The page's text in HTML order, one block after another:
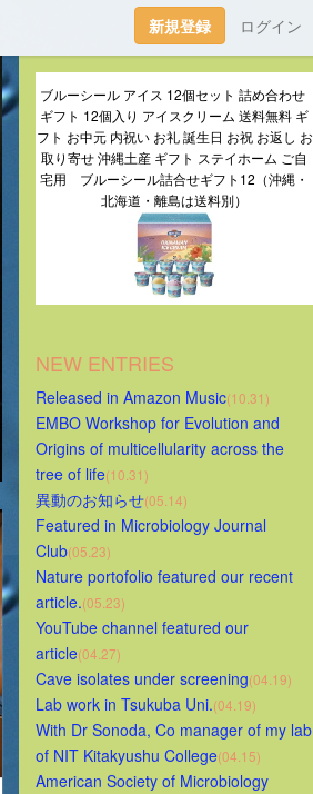
新規登録 ログイン
ブルーシール アイス 12個セット 詰め合わせ
ギフト 12個入り アイスクリーム 送料無料 ギ
フト お中元 内祝い お礼 誕生日 お祝 お返し お
取り寄せ 沖縄土産 ギフト ステイホーム ご自
宅用　ブルーシール詰合せギフト12（沖縄・
北海道・離島は送料別）
NEW ENTRIES
Released in Amazon Music(10.31)
EMBO Workshop for Evolution and
Origins of multicellularity across the
tree of life(10.31)
異動のお知らせ(05.14)
Featured in Microbiology Journal
Club(05.23)
Nature portofolio featured our recent
article.(05.23)
YouTube channel featured our
article(04.27)
Cave isolates under screening(04.19)
Lab work in Tsukuba Uni.(04.19)
With Dr Sonoda, Co manager of my lab
of NIT Kitakyushu College(04.15)
American Society of Microbiology